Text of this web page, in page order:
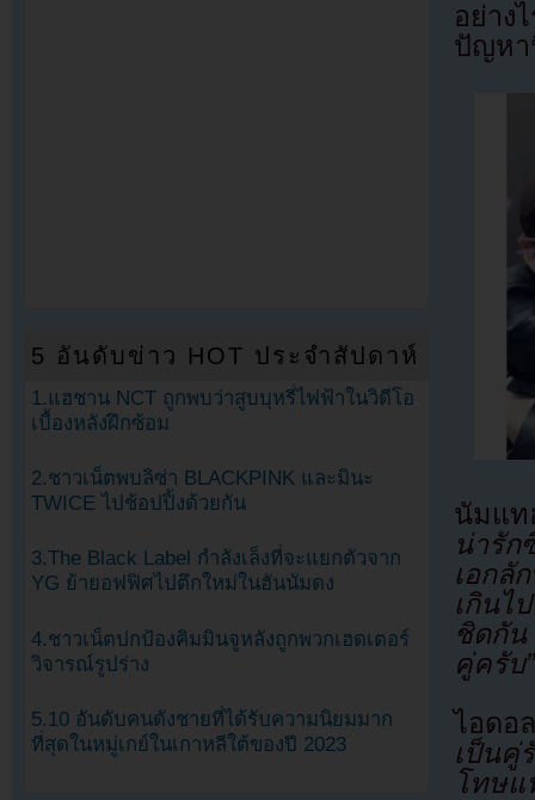
อย่าง
ปัญหา
นัมแท
น่ารัก
เอกลั
เกินไ
ชิดกัน
คู่ครับ”
ไอดอ
เป็นคู่
โทษแ
5 อันดับข่าว HOT ประจำสัปดาห์
1.แฮชาน NCT ถูกพบว่าสูบบุหรี่ไฟฟ้าในวิดีโอ
เบื้องหลังฝึกซ้อม
2.ชาวเน็ตพบลิซ่า BLACKPINK และมินะ
TWICE ไปช้อปปิ้งด้วยกัน
3.The Black Label กำลังเล็งที่จะแยกตัวจาก
YG ย้ายอฟฟิศไปตึกใหม่ในฮันนัมดง
4.ชาวเน็ตปกป้องคิมมินจูหลังถูกพวกเฮดเตอร์
วิจารณ์รูปร่าง
5.10 อันดับคนดังชายที่ได้รับความนิยมมาก
ที่สุดในหมู่เกย์ในเกาหลีใต้ของปี 2023